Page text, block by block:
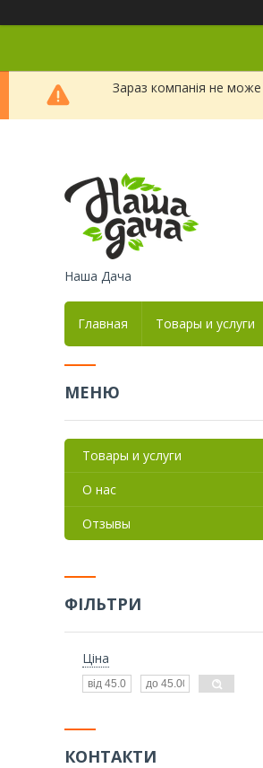
Зараз компанія не
Наша Дача
Главная Товары и услуги
Товары и услуги
О нас
Отзывы
ФІЛЬТРИ
Ціна
КОНТАКТИ